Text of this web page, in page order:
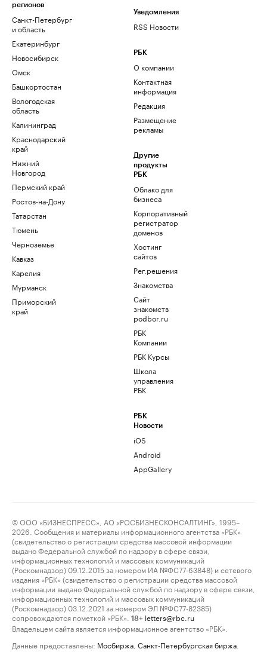
регионов
Санкт-Петербург
и область
Екатеринбург
Новосибирск
Омск
Башкортостан
Вологодская
область
Калининград
Краснодарский
край
Нижний
Новгород
Пермский край
Ростов-на-Дону
Татарстан
Тюмень
Черноземье
Кавказ
Карелия
Мурманск
Приморский
край
Уведомления
RSS Новости
РБК
О компании
Контактная
информация
Редакция
Размещение
рекламы
Другие
продукты
РБК
Облако для
бизнеса
Корпоративный
регистратор
доменов
Хостинг
сайтов
Рег.решения
Знакомства
Сайт
знакомств
podbor.ru
РБК
Компании
РБК Курсы
Школа
управления
РБК
РБК
Новости
iOS
Android
AppGallery
© ООО «БИЗНЕСПРЕСС», АО «РОСБИЗНЕСКОНСАЛТИНГ», 1995–
2026. Сообщения и материалы информационного агентства «РБК»
(свидетельство о регистрации средства массовой информации
выдано Федеральной службой по надзору в сфере связи,
информационных технологий и массовых коммуникаций
(Роскомнадзор) 09.12.2015 за номером ИА №ФС77-63848) и сетевого
издания «РБК» (свидетельство о регистрации средства массовой
информации выдано Федеральной службой по надзору в сфере связи,
информационных технологий и массовых коммуникаций
(Роскомнадзор) 03.12.2021 за номером ЭЛ №ФС77-82385)
сопровождаются пометкой «РБК».
18+ letters@rbc.ru
Владельцем сайта является информационное агентство «РБК».
Данные предоставлены: Мосбиржа Санкт-Петербургская биржа